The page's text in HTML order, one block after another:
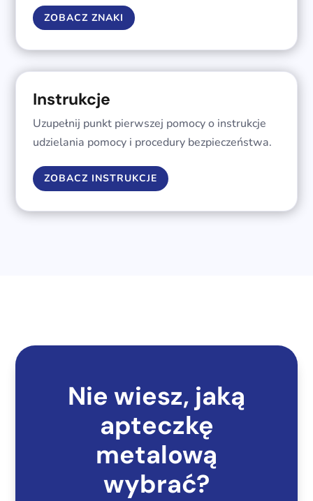
ZOBACZ ZNAKI
Instrukcje
Uzupełnij punkt pierwszej pomocy o instrukcje
udzielania pomocy i procedury bezpieczeństwa.
ZOBACZ INSTRUKCJE
Nie wiesz, jaką
apteczkę
metalową
wybrać?